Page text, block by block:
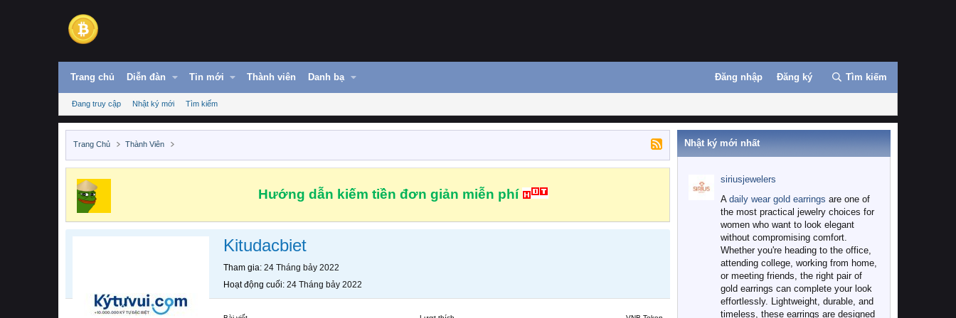
Trang chủ Diễn đàn Tin mới Thành viên Danh bạ Đăng nhập Đăng ký Tìm kiếm
Đang truy cập Nhật ký mới Tìm kiếm
Trang Chủ Thành Viên
Hướng dẫn kiếm tiền đơn giản miễn phí
Kitudacbiet
Tham gia 24 Tháng bảy 2022
Hoạt động cuối 24 Tháng bảy 2022
Nhật ký mới nhất
siriusjewelers
A daily wear gold earrings are one of
the most practical jewelry choices for
women who want to look elegant
without compromising comfort.
Whether you're heading to the office,
attending college, working from home,
or meeting friends, the right pair of
gold earrings can complete your look
effortlessly. Lightweight, durable, and
timeless, these earrings are designed